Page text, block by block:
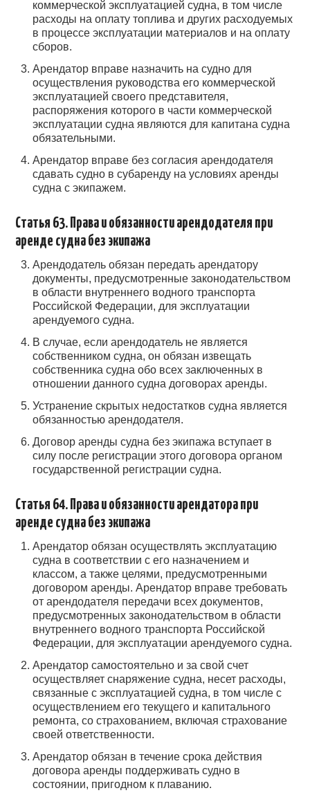
коммерческой эксплуатацией судна, в том числе
расходы на оплату топлива и других расходуемых
в процессе эксплуатации материалов и на оплату
сборов.
Арендатор вправе назначить на судно для
осуществления руководства его коммерческой
эксплуатацией своего представителя,
распоряжения которого в части коммерческой
эксплуатации судна являются для капитана судна
обязательными.
Арендатор вправе без согласия арендодателя
сдавать судно в субаренду на условиях аренды
судна с экипажем.
Статья 63. Права и обязанности арендодателя при
аренде судна без экипажа
Арендодатель обязан передать арендатору
документы, предусмотренные законодательством
в области внутреннего водного транспорта
Российской Федерации, для эксплуатации
арендуемого судна.
В случае, если арендодатель не является
собственником судна, он обязан извещать
собственника судна обо всех заключенных в
отношении данного судна договорах аренды.
Устранение скрытых недостатков судна является
обязанностью арендодателя.
Договор аренды судна без экипажа вступает в
силу после регистрации этого договора органом
государственной регистрации судна.
Статья 64. Права и обязанности арендатора при
аренде судна без экипажа
Арендатор обязан осуществлять эксплуатацию
судна в соответствии с его назначением и
классом, а также целями, предусмотренными
договором аренды. Арендатор вправе требовать
от арендодателя передачи всех документов,
предусмотренных законодательством в области
внутреннего водного транспорта Российской
Федерации, для эксплуатации арендуемого судна.
Арендатор самостоятельно и за свой счет
осуществляет снаряжение судна, несет расходы,
связанные с эксплуатацией судна, в том числе с
осуществлением его текущего и капитального
ремонта, со страхованием, включая страхование
своей ответственности.
Арендатор обязан в течение срока действия
договора аренды поддерживать судно в
состоянии, пригодном к плаванию.